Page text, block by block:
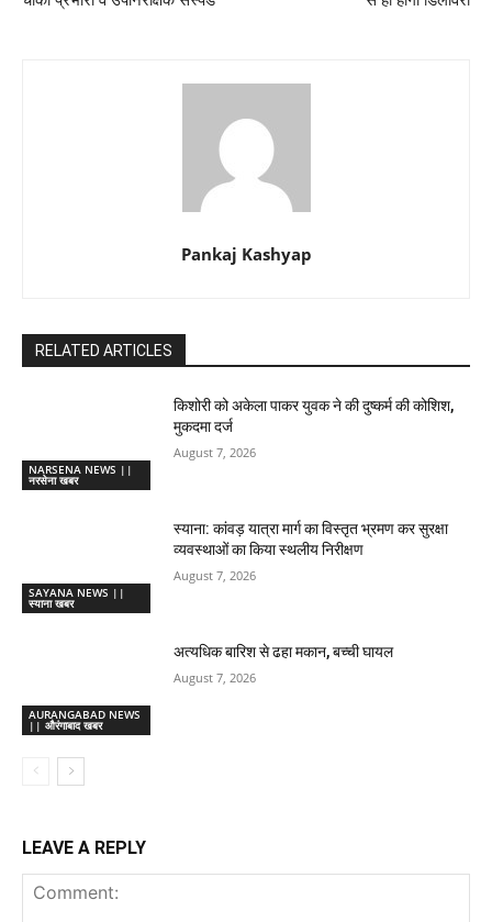
Pankaj Kashyap
RELATED ARTICLES
NARSENA NEWS ||
नरसेना खबर
किशोरी को अकेला पाकर युवक ने की दुष्कर्म की कोशिश,
मुकदमा दर्ज
August 7, 2026
SAYANA NEWS ||
स्याना खबर
स्याना: कांवड़ यात्रा मार्ग का विस्तृत भ्रमण कर सुरक्षा
व्यवस्थाओं का किया स्थलीय निरीक्षण
August 7, 2026
AURANGABAD NEWS
|| औरंगाबाद खबर
अत्यधिक बारिश से ढहा मकान, बच्ची घायल
August 7, 2026
LEAVE A REPLY